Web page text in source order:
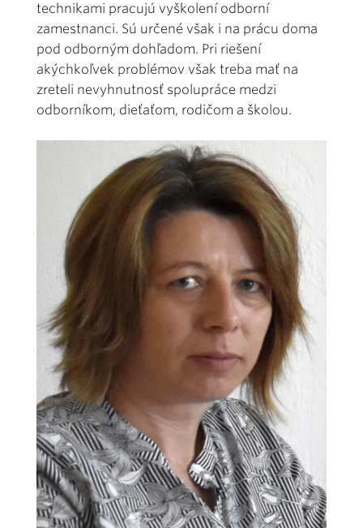
technikami pracujú vyškolení odborní
zamestnanci. Sú určené však i na prácu doma
pod odborným dohľadom. Pri riešení
akýchkoľvek problémov však treba mať na
zreteli nevyhnutnosť spolupráce medzi
odborníkom, dieťaťom, rodičom a školou.